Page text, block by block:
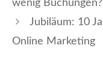
wenig Buchungen?
Jubiläum: 10
Online Marketing